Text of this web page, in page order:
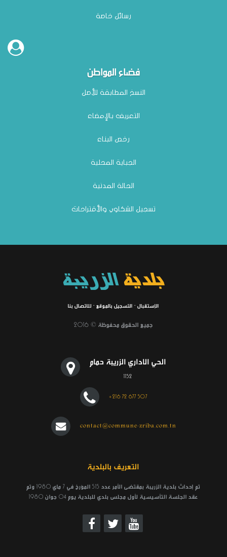
رسائل خاصة
فضاء المواطن
النسخ المطابقة للأصل
التعريف بالإمضاء
رخص البناء
الجباية المحلية
الحالة المدنية
تسجيل الشكاوي والأقتراحات
بلديةالزريبة
للاتصال بنا · التسجيل بالموقع · الإستقبال
جميع الحقوق محفوظة © 2016
الحي الاداري الزريبة حمام
1152
+216 72 677 507
contact@commune-zriba.com.tn
التعريف بالبلدية
تم إحداث بلدية الزريبة بمقتضى الأمر عدد 515 المؤرخ في 7 ماي 1980 وتم
عقد الجلسة التأسيسية لأول مجلس بلدي للبلدية يوم 04 جوان 1980